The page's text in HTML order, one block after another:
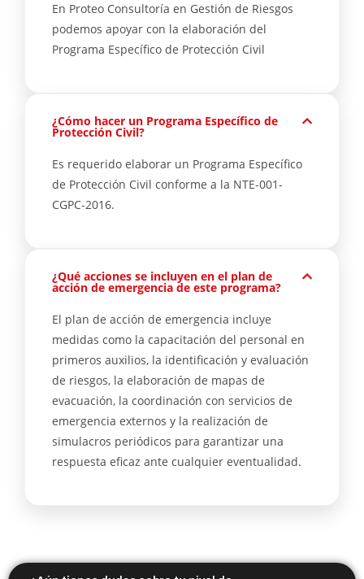
En Proteo Consultoría en Gestión de Riesgos
podemos apoyar con la elaboración del
Programa Específico de Protección Civil
¿Cómo hacer un Programa Específico de
Protección Civil?
Es requerido elaborar un Programa Específico
de Protección Civil conforme a la NTE-001-
CGPC-2016.
¿Qué acciones se incluyen en el plan de
acción de emergencia de este programa?
El plan de acción de emergencia incluye
medidas como la capacitación del personal en
primeros auxilios, la identificación y evaluación
de riesgos, la elaboración de mapas de
evacuación, la coordinación con servicios de
emergencia externos y la realización de
simulacros periódicos para garantizar una
respuesta eficaz ante cualquier eventualidad.